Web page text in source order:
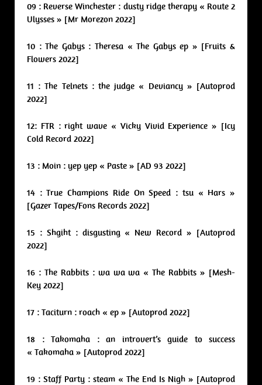
09 : Reverse Winchester : dusty ridge therapy « Route 2
Ulysses » [Mr Morezon 2022]
10 : The Gabys : Theresa « The Gabys ep » [Fruits &
Flowers 2022]
11 : The Telnets : the judge « Deviancy » [Autoprod
2022]
12: FTR : right wave « Vicky Vivid Experience » [Icy
Cold Record 2022]
13 : Moin : yep yep « Paste » [AD 93 2022]
14 : True Champions Ride On Speed : tsu « Hars »
[Gazer Tapes/Fons Records 2022]
15 : Shgiht : disgusting « New Record » [Autoprod
2022]
16 : The Rabbits : wa wa wa « The Rabbits » [Mesh-
Key 2022]
17 : Taciturn : roach « ep » [Autoprod 2022]
18 : Takomaha : an introvert’s guide to success
« Takomaha » [Autoprod 2022]
19 : Staff Party : steam « The End Is Nigh » [Autoprod